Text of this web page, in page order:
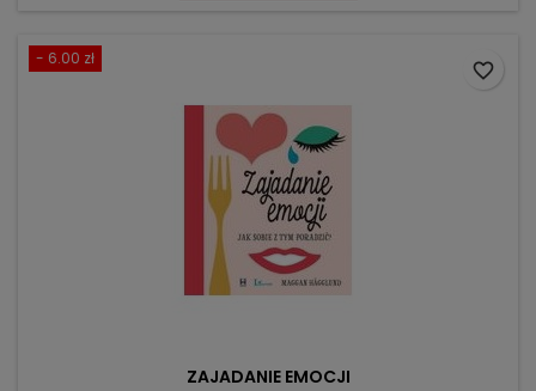
- 6.00 zł
ZAJADANIE EMOCJI
favorite_border